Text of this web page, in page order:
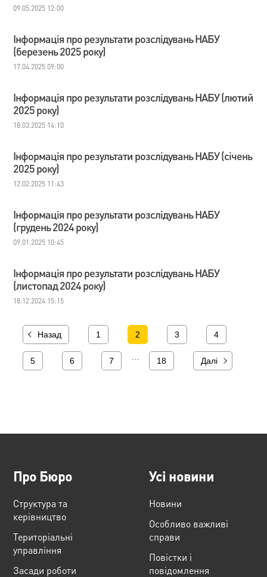
09.05.2025 12:00
Інформація про результати розслідувань НАБУ
(березень 2025 року)
17.04.2025 09:00
Інформація про результати розслідувань НАБУ (лютий
2025 року)
18.03.2025 14:10
Інформація про результати розслідувань НАБУ (січень
2025 року)
12.02.2025 11:43
Інформація про результати розслідувань НАБУ
(грудень 2024 року)
09.01.2025 10:45
Інформація про результати розслідувань НАБУ
(листопад 2024 року)
18.12.2024 15:15
Назад 1 2 3 4
5 6 7 18 Далі
Про Бюро
Структура та
керівництво
Територіальні
управління
Засади роботи
Усі новини
Новини
Особливо важливі
справи
Повістки і
повідомлення